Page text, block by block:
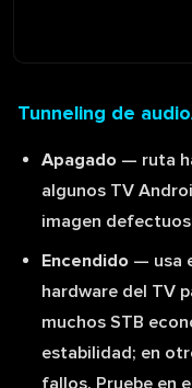
Tunneling de
Apagado — ruta
algunos TV
imagen
Encendido — usa
hardware del TV
muchos STB
estabilidad; en
fallos. Pruebe en